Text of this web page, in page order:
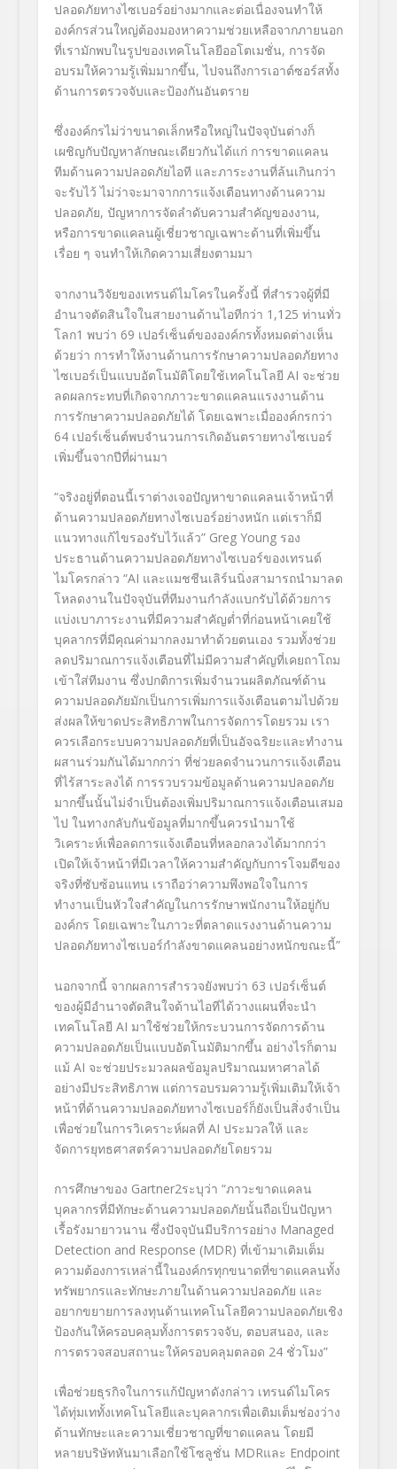
ปลอดภัยทางไซเบอร์อย่างมากและต่อเนื่องจนทำให้
องค์กรส่วนใหญ่ต้องมองหาความช่วยเหลือจากภายนอก
ที่เรามักพบในรูปของเทคโนโลยีออโตเมชั่น, การจัด
อบรมให้ความรู้เพิ่มมากขึ้น, ไปจนถึงการเอาต์ซอร์สทั้ง
ด้านการตรวจจับและป้องกันอันตราย
ซึ่งองค์กรไม่ว่าขนาดเล็กหรือใหญ่ในปัจจุบันต่างก็
เผชิญกับปัญหาลักษณะเดียวกันได้แก่ การขาดแคลน
ทีมด้านความปลอดภัยไอที และภาระงานที่ล้นเกินกว่า
จะรับไว้ ไม่ว่าจะมาจากการแจ้งเตือนทางด้านความ
ปลอดภัย, ปัญหาการจัดลำดับความสำคัญของงาน,
หรือการขาดแคลนผู้เชี่ยวชาญเฉพาะด้านที่เพิ่มขึ้น
เรื่อย ๆ จนทำให้เกิดความเสี่ยงตามมา
จากงานวิจัยของเทรนด์ไมโครในครั้งนี้ ที่สำรวจผู้ที่มี
อำนาจตัดสินใจในสายงานด้านไอทีกว่า 1,125 ท่านทั่ว
โลก1 พบว่า 69 เปอร์เซ็นต์ขององค์กรทั้งหมดต่างเห็น
ด้วยว่า การทำให้งานด้านการรักษาความปลอดภัยทาง
ไซเบอร์เป็นแบบอัตโนมัติโดยใช้เทคโนโลยี AI จะช่วย
ลดผลกระทบที่เกิดจากภาวะขาดแคลนแรงงานด้าน
การรักษาความปลอดภัยได้ โดยเฉพาะเมื่อองค์กรกว่า
64 เปอร์เซ็นต์พบจำนวนการเกิดอันตรายทางไซเบอร์
เพิ่มขึ้นจากปีที่ผ่านมา
“จริงอยู่ที่ตอนนี้เราต่างเจอปัญหาขาดแคลนเจ้าหน้าที่
ด้านความปลอดภัยทางไซเบอร์อย่างหนัก แต่เราก็มี
แนวทางแก้ไขรองรับไว้แล้ว” Greg Young รอง
ประธานด้านความปลอดภัยทางไซเบอร์ของเทรนด์
ไมโครกล่าว “AI และแมชชีนเลิร์นนิ่งสามารถนำมาลด
โหลดงานในปัจจุบันที่ทีมงานกำลังแบกรับได้ด้วยการ
แบ่งเบาภาระงานที่มีความสำคัญต่ำที่ก่อนหน้าเคยใช้
บุคลากรที่มีคุณค่ามากลงมาทำด้วยตนเอง รวมทั้งช่วย
ลดปริมาณการแจ้งเตือนที่ไม่มีความสำคัญที่เคยถาโถม
เข้าใส่ทีมงาน ซึ่งปกติการเพิ่มจำนวนผลิตภัณฑ์ด้าน
ความปลอดภัยมักเป็นการเพิ่มการแจ้งเตือนตามไปด้วย
ส่งผลให้ขาดประสิทธิภาพในการจัดการโดยรวม เรา
ควรเลือกระบบความปลอดภัยที่เป็นอัจฉริยะและทำงาน
ผสานร่วมกันได้มากกว่า ที่ช่วยลดจำนวนการแจ้งเตือน
ที่ไร้สาระลงได้ การรวบรวมข้อมูลด้านความปลอดภัย
มากขึ้นนั้นไม่จำเป็นต้องเพิ่มปริมาณการแจ้งเตือนเสมอ
ไป ในทางกลับกันข้อมูลที่มากขึ้นควรนำมาใช้
วิเคราะห์เพื่อลดการแจ้งเตือนที่หลอกลวงได้มากกว่า
เปิดให้เจ้าหน้าที่มีเวลาให้ความสำคัญกับการโจมตีของ
จริงที่ซับซ้อนแทน เราถือว่าความพึงพอใจในการ
ทำงานเป็นหัวใจสำคัญในการรักษาพนักงานให้อยู่กับ
องค์กร โดยเฉพาะในภาวะที่ตลาดแรงงานด้านความ
ปลอดภัยทางไซเบอร์กำลังขาดแคลนอย่างหนักขณะนี้”
นอกจากนี้ จากผลการสำรวจยังพบว่า 63 เปอร์เซ็นต์
ของผู้มีอำนาจตัดสินใจด้านไอทีได้วางแผนที่จะนำ
เทคโนโลยี AI มาใช้ช่วยให้กระบวนการจัดการด้าน
ความปลอดภัยเป็นแบบอัตโนมัติมากขึ้น อย่างไรก็ตาม
แม้ AI จะช่วยประมวลผลข้อมูลปริมาณมหาศาลได้
อย่างมีประสิทธิภาพ แต่การอบรมความรู้เพิ่มเติมให้เจ้า
หน้าที่ด้านความปลอดภัยทางไซเบอร์ก็ยังเป็นสิ่งจำเป็น
เพื่อช่วยในการวิเคราะห์ผลที่ AI ประมวลให้ และ
จัดการยุทธศาสตร์ความปลอดภัยโดยรวม
การศึกษาของ Gartner2ระบุว่า “ภาวะขาดแคลน
บุคลากรที่มีทักษะด้านความปลอดภัยนั้นถือเป็นปัญหา
เรื้อรังมายาวนาน ซึ่งปัจจุบันมีบริการอย่าง Managed
Detection and Response (MDR) ที่เข้ามาเติมเต็ม
ความต้องการเหล่านี้ในองค์กรทุกขนาดที่ขาดแคลนทั้ง
ทรัพยากรและทักษะภายในด้านความปลอดภัย และ
อยากขยายการลงทุนด้านเทคโนโลยีความปลอดภัยเชิง
ป้องกันให้ครอบคลุมทั้งการตรวจจับ, ตอบสนอง, และ
การตรวจสอบสถานะให้ครอบคลุมตลอด 24 ชั่วโมง”
เพื่อช่วยธุรกิจในการแก้ปัญหาดังกล่าว เทรนด์ไมโคร
ได้ทุ่มเททั้งเทคโนโลยีและบุคลากรเพื่อเติมเต็มช่องว่าง
ด้านทักษะและความเชี่ยวชาญที่ขาดแคลน โดยมี
หลายบริษัทหันมาเลือกใช้โซลูชั่น MDRและ Endpoint